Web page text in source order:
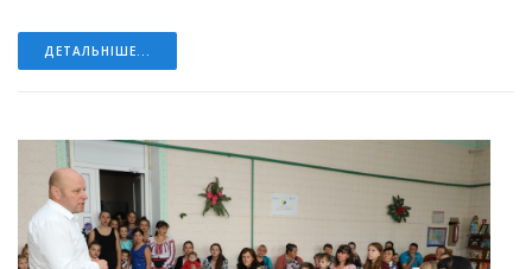
ДЕТАЛЬНІШЕ...